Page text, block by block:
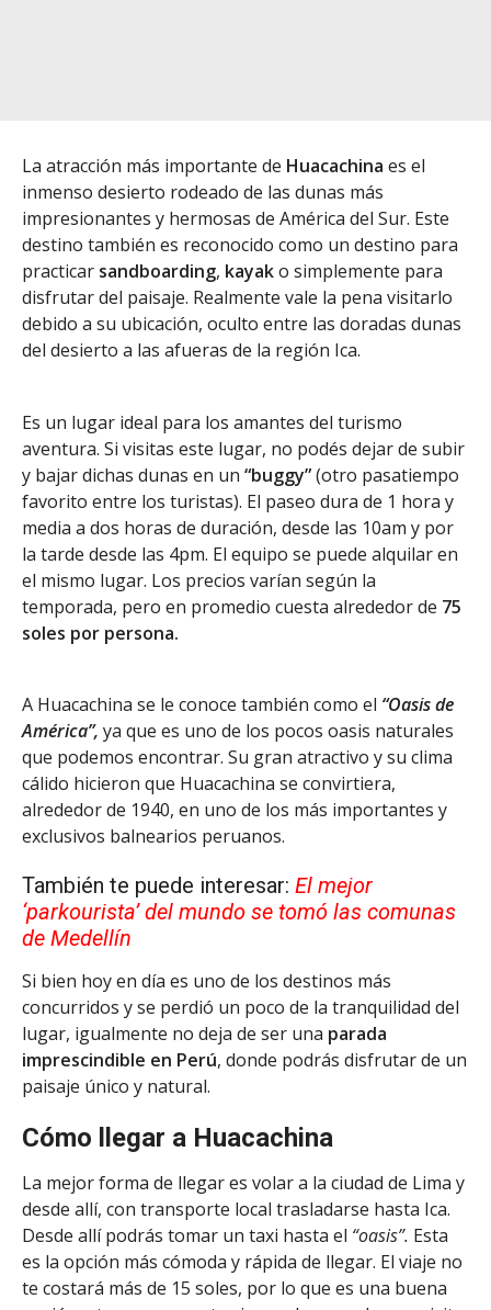
La atracción más importante de Huacachina es el
inmenso desierto rodeado de las dunas más
impresionantes y hermosas de América del Sur. Este
destino también es reconocido como un destino para
practicar sandboarding, kayako simplemente para
disfrutar del paisaje. Realmente vale la pena visitarlo
debido a su ubicación, oculto entre las doradas dunas
del desierto a las afueras de la región Ica.
Es un lugar ideal para los amantes del turismo
aventura. Si visitas este lugar, no podés dejar de subir
y bajar dichas dunas en un “buggy”(otro pasatiempo
favorito entre los turistas). El paseo dura de 1 hora y
media a dos horas de duración, desde las 10am y por
la tarde desde las 4pm. El equipo se puede alquilar en
el mismo lugar. Los precios varían según la
temporada, pero en promedio cuesta alrededor de 75
soles por persona.
A Huacachina se le conoce también como el “Oasis de
América”, ya que es uno de los pocos oasis naturales
que podemos encontrar. Su gran atractivo y su clima
cálido hicieron que Huacachina se convirtiera,
alrededor de 1940, en uno de los más importantes y
exclusivos balnearios peruanos.
También te puede interesar: El mejor
‘parkourista’ del mundo se tomó las comunas
de Medellín
Si bien hoy en día es uno de los destinos más
concurridos y se perdió un poco de la tranquilidad del
lugar, igualmente no deja de ser una parada
imprescindible en Perú, donde podrás disfrutar de un
paisaje único y natural.
Cómo llegar a Huacachina
La mejor forma de llegar es volar a la ciudad de Lima y
desde allí, con transporte local trasladarse hasta Ica.
Desde allí podrás tomar un taxi hasta el “oasis”. Esta
es la opción más cómoda y rápida de llegar. El viaje no
te costará más de 15 soles, por lo que es una buena